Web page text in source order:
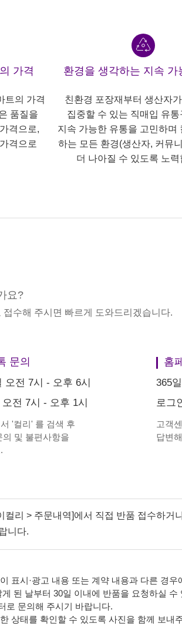
가격
트의 가격
품질을
격으로,
격으로
환경을 생각하는 지속 가
친환경 포장재부터 생산자
집중할 수 있는 직매입 유통
지속 가능한 유통을 고민하며
하는 모든 환경(생산자, 커뮤
더 나아질 수 있도록 노력
요?
수해 주시면 빠르게 도와드리겠습니다.
문의
오전 7시 - 오후 6시
전 7시 - 오후 1시
'컬리' 를 검색 후
의 및 불편사항을
홈
365일
로그
고객
답변
컬리 > 주문내역]에서 직접 반품 접수하거
니다.
표시·광고 내용 또는 계약 내용과 다른 경
게 된 날부터 30일 이내에 반품을 요청하실 수
로 문의해 주시기 바랍니다.
상태를 확인할 수 있도록 사진을 함께 보내